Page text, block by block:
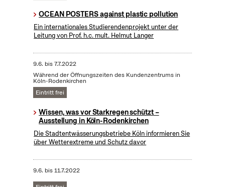
OCEAN POSTERS against plastic pollution
Ein internationales Studierendenprojekt unter der
Leitung von Prof. h.c. mult. Helmut Langer
9.6. bis7.7.2022
Während der Öffnungszeiten des Kundenzentrums in
Köln-Rodenkirchen
Eintritt frei
Wissen, was vor Starkregen schützt –
Ausstellung in Köln-Rodenkirchen
Die Stadtentwässerungsbetriebe Köln informieren Sie
über Wetterextreme und Schutz davor
9.6. bis11.7.2022